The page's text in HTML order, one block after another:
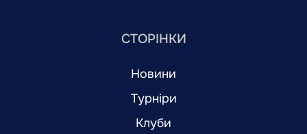
СТОРІНКИ
Новини
Турніри
Клуби